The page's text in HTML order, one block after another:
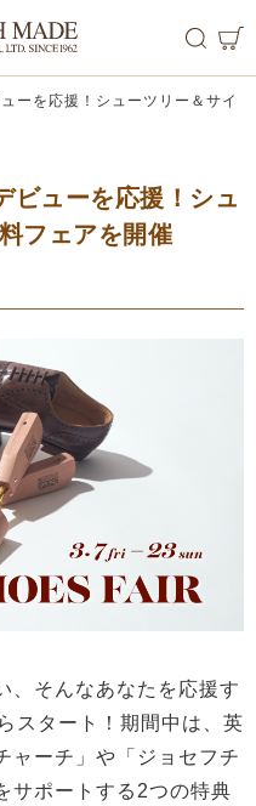
WOMEN
ーを応援！シューツリー＆サイ
ビューを応援！シュ
フェアを開催
、そんなあなたを応援す
スタート！期間中は、英
ャーチ」や「ジョセフチ
サポートする2つの特典